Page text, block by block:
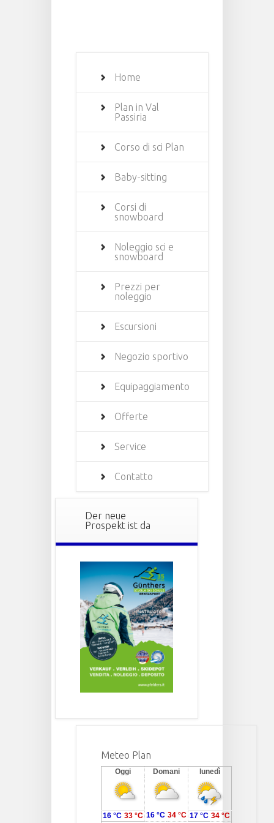
Home
Plan in Val
Passiria
Corso di sci Plan
Baby-sitting
Corsi di
snowboard
Noleggio sci e
snowboard
Prezzi per
noleggio
Escursioni
Negozio sportivo
Equipaggiamento
Offerte
Service
Contatto
Der neue
Prospekt ist da
Meteo Plan
Oggi Domani lunedì
16 °C 33 °C 16 °C 34 °C 17 °C 34 °C